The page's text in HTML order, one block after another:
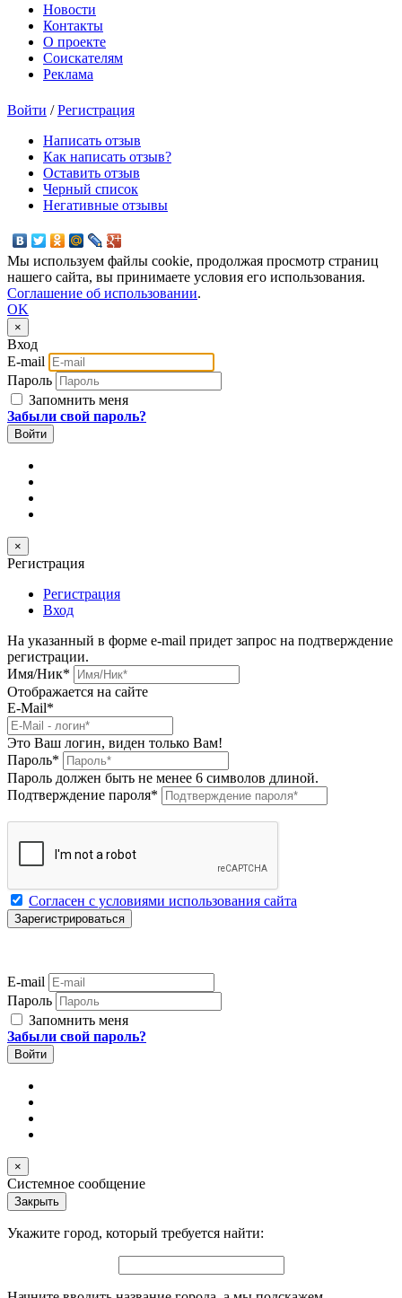
Новости
Контакты
О проекте
Соискателям
Реклама
Войти /Регистрация
Написать отзыв
Как написать отзыв?
Оставить отзыв
Черный список
Негативные отзывы
Мы используем файлы cookie, продолжая просмотр страниц
нашего сайта, вы принимаете условия его использования.
Соглашение об использовании.
OK
×
Вход
E-mail
Пароль
Запомнить меня
Забыли свой пароль?
×
Регистрация
Регистрация
Вход
На указанный в форме e-mail придет запрос на подтверждение
регистрации.
Имя/Ник*
Отображается на сайте
E-Mail*
Это Ваш логин, виден только Вам!
Пароль*
Пароль должен быть не менее 6 символов длиной.
Подтверждение пароля*
Согласен с условиями использования сайта
E-mail
Пароль
Запомнить меня
Забыли свой пароль?
×
Системное сообщение
Закрыть
Укажите город, который требуется найти: